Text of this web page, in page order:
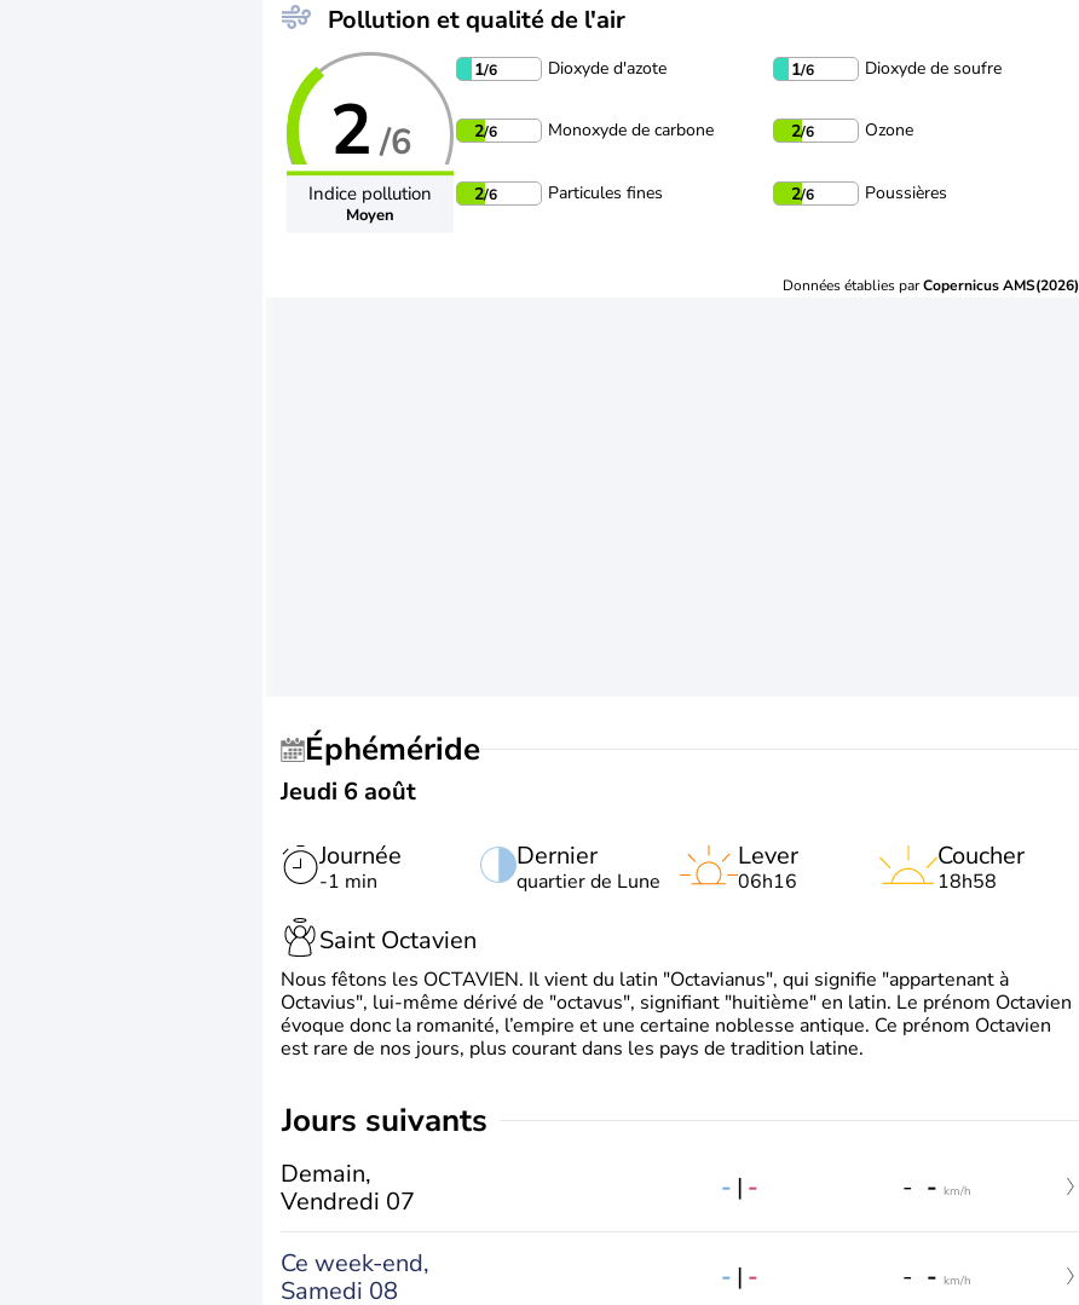
Pollution et qualité de l'air
2 /6
Indice pollution
Moyen
1/6 Dioxyde d'azote 1/6 Dioxyde de soufre
2/6 Monoxyde de carbone 2/6 Ozone
2/6 Particules fines 2/6 Poussières
Données établies parCopernicus AMS(2026)
Éphéméride
Jeudi 6 août
Journée
-1 min
Dernier
quartier de Lune
Lever
06h16
Coucher
18h58
Saint Octavien
Nous fêtons les OCTAVIEN. Il vient du latin "Octavianus", qui signifie "appartenant à
Octavius", lui-même dérivé de "octavus", signifiant "huitième" en latin. Le prénom Octavien
évoque donc la romanité, l’empire et une certaine noblesse antique. Ce prénom Octavien
est rare de nos jours, plus courant dans les pays de tradition latine.
jours suivants
Demain,
Vendredi 07
- | - - - km/h
Ce week-end,
Samedi 08
- | - - - km/h